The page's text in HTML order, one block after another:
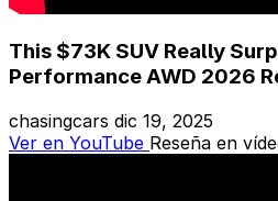
This $73K SUV Really
Performance AWD 2026
chasingcars dic 19, 2025
Ver en YouTube Reseña en